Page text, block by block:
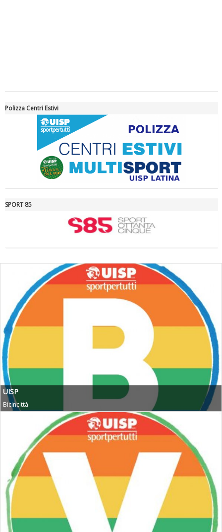
Ddl Lobby, Uisp: “Il Parlamento valorizzi le nostre specificità"
La formazione Uisp rallenta ma prosegue anche in estate
Tiziano Pesce nel Cda di Fondazione Terzjus: prima riunione a
Polizza Centri Estivi
SPORT 85
UISP
Bicincittà